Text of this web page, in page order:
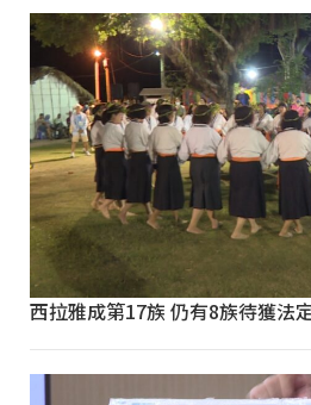
西拉雅成第17族 仍有8族待獲法